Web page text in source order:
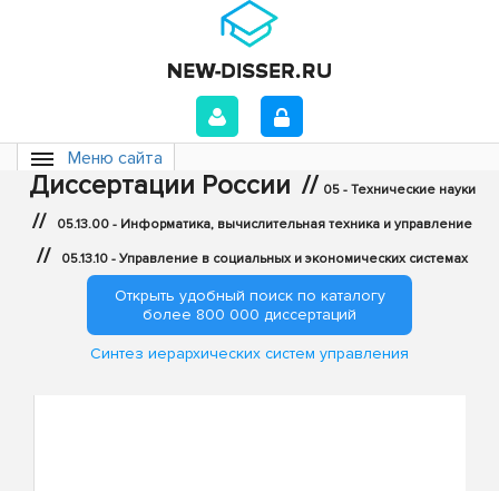
Меню сайта
Диссертации России // 05 - Технические науки
// 05.13.00 - Информатика, вычислительная техника и управление
// 05.13.10 - Управление в социальных и экономических системах
Открыть удобный поиск по каталогу
более 800 000 диссертаций
Синтез иерархических систем управления